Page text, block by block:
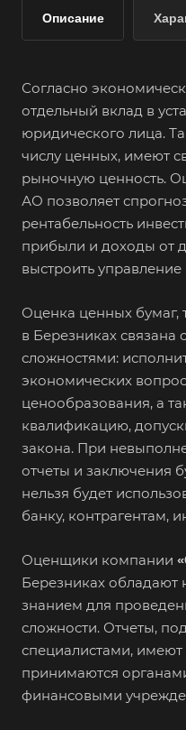
Описание
Согласно
отдельный вклад в
юридического лица.
числу ценных, имеют
рыночную ценность.
АО позволяет
рентабельность
прибыли и доходы от
выстроить
Оценка ценных бумаг,
в Березниках
сложностями:
экономических
ценообразования, а
квалификацию,
закона. При
отчеты и заключения
нельзя будет
банку, контрагентам,
Оценщики компании
Березниках
знанием для
сложности. Отчеты,
специалистами,
принимаются
финансовыми